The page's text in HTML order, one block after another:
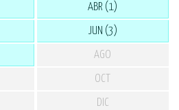
ABR (1)
JUN (3)
AGO
OCT
DIC